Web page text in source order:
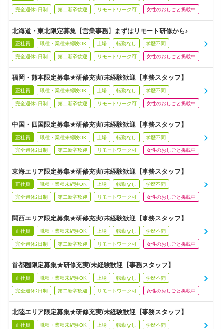
完全週休2日制 第二新卒歓迎 リモートワーク可 女性のおしごと掲載中
北海道・東北限定募集【営業事務】まずはリモート研修から♪
正社員 職種・業種未経験OK 上場 転勤なし 学歴不問
完全週休2日制 第二新卒歓迎 リモートワーク可 女性のおしごと掲載中
福岡・熊本限定募集★研修充実/未経験歓迎【事務スタッフ】
正社員 職種・業種未経験OK 上場 転勤なし 学歴不問
完全週休2日制 第二新卒歓迎 リモートワーク可 女性のおしごと掲載中
中国・四国限定募集★研修充実/未経験歓迎【事務スタッフ】
正社員 職種・業種未経験OK 上場 転勤なし 学歴不問
完全週休2日制 第二新卒歓迎 リモートワーク可 女性のおしごと掲載中
東海エリア限定募集★研修充実/未経験歓迎【事務スタッフ】
正社員 職種・業種未経験OK 上場 転勤なし 学歴不問
完全週休2日制 第二新卒歓迎 リモートワーク可 女性のおしごと掲載中
関西エリア限定募集★研修充実/未経験歓迎【事務スタッフ】
正社員 職種・業種未経験OK 上場 転勤なし 学歴不問
完全週休2日制 第二新卒歓迎 リモートワーク可 女性のおしごと掲載中
首都圏限定募集★研修充実/未経験歓迎【事務スタッフ】
正社員 職種・業種未経験OK 上場 転勤なし 学歴不問
完全週休2日制 第二新卒歓迎 リモートワーク可 女性のおしごと掲載中
北陸エリア限定募集★研修充実/未経験歓迎【事務スタッフ】
正社員 職種・業種未経験OK 上場 転勤なし 学歴不問